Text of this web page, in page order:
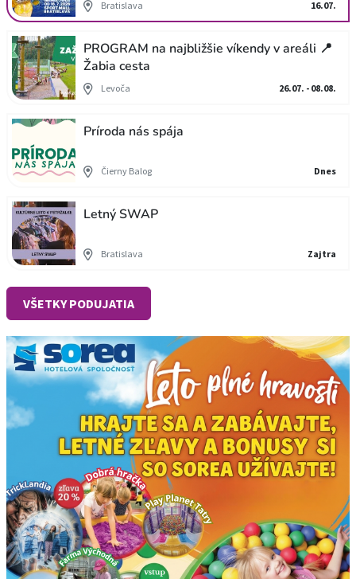
Bratislava 16.07.
PROGRAM na najbližšie víkendy v areáli 📍
Žabia cesta
Levoča 26.07. - 08.08.
Príroda nás spája
Čierny Balog Dnes
Letný SWAP
Bratislava Zajtra
VŠETKY PODUJATIA